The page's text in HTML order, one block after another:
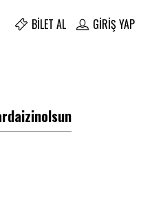
BILET AL GIRIŞ YAP